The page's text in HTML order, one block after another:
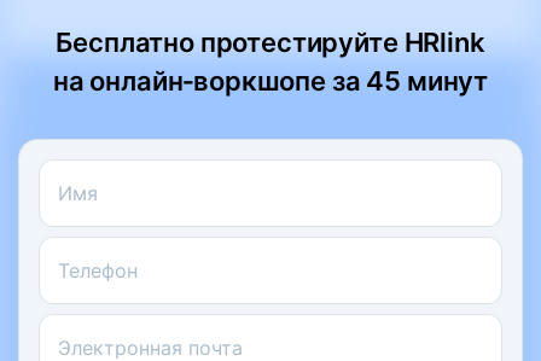
Бесплатно протестируйте HRlink
на онлайн‑воркшопе за 45 минут
Имя
Телефон
Электронная почта